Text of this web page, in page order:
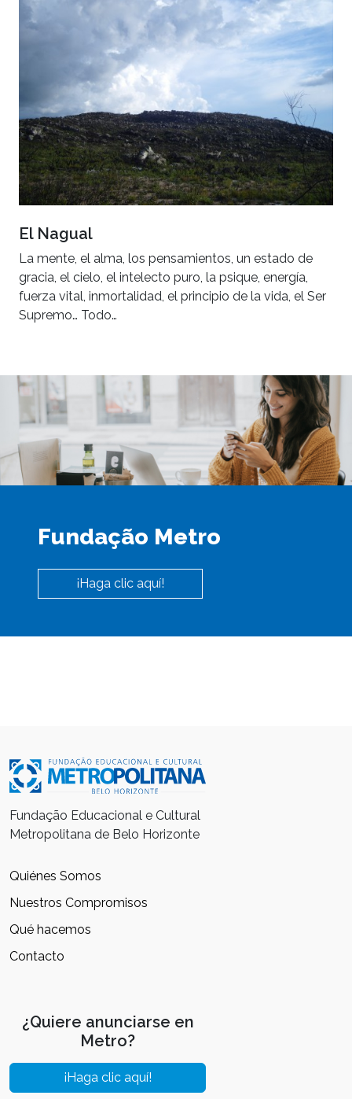
El Nagual
La mente, el alma, los pensamientos, un estado de
gracia, el cielo, el intelecto puro, la psique, energía,
fuerza vital, inmortalidad, el principio de la vida, el Ser
Supremo… Todo…
Fundação Metro
¡Haga clic aquí!
Fundação Educacional e Cultural
Metropolitana de Belo Horizonte
Quiénes Somos
Nuestros Compromisos
Qué hacemos
Contacto
¿Quiere anunciarse en
Metro?
¡Haga clic aquí!